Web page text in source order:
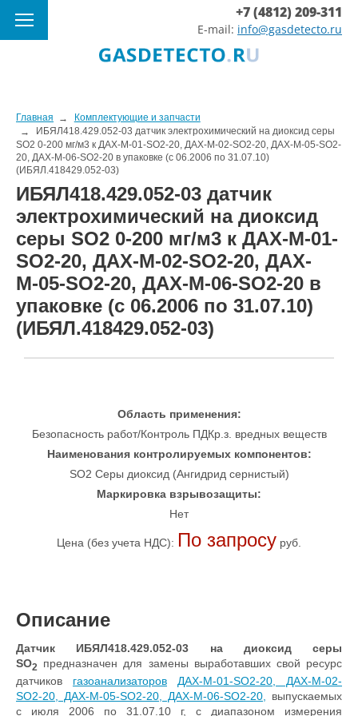
+7 (4812) 209-311
E-mail: info@gasdetecto.ru
Главная
Комплектующие и запчасти
ИБЯЛ418.429.052-03 датчик электрохимический на диоксид серы
SO2 0-200 мг/м3 к ДАХ-М-01-SO2-20, ДАХ-М-02-SO2-20, ДАХ-М-05-SO2-
20, ДАХ-М-06-SO2-20 в упаковке (с 06.2006 по 31.07.10)
(ИБЯЛ.418429.052-03)
ИБЯЛ418.429.052-03 датчик
электрохимический на диоксид
серы SO2 0-200 мг/м3 к ДАХ-М-01-
SO2-20, ДАХ-М-02-SO2-20, ДАХ-
М-05-SO2-20, ДАХ-М-06-SO2-20 в
упаковке (с 06.2006 по 31.07.10)
(ИБЯЛ.418429.052-03)
Область применения:
Безопасность работ/Контроль ПДКр.з. вредных веществ
Наименования контролируемых компонентов:
SO2 Серы диоксид (Ангидрид сернистый)
Маркировка взрывозащиты:
Нет
Цена (без учета НДС): По запросу руб.
Описание
Датчик ИБЯЛ418.429.052-03 на диоксид серы
SO2
предназначен для замены выработавших свой ресурс
датчиков газоанализаторов
ДАХ-М-01-SO2-20, ДАХ-М-02-
SO2-20, ДАХ-М-05-SO2-20, ДАХ-М-06-SO2-20,
выпускаемых
с июля 2006 по 31.07.10 г, с диапазоном измерения